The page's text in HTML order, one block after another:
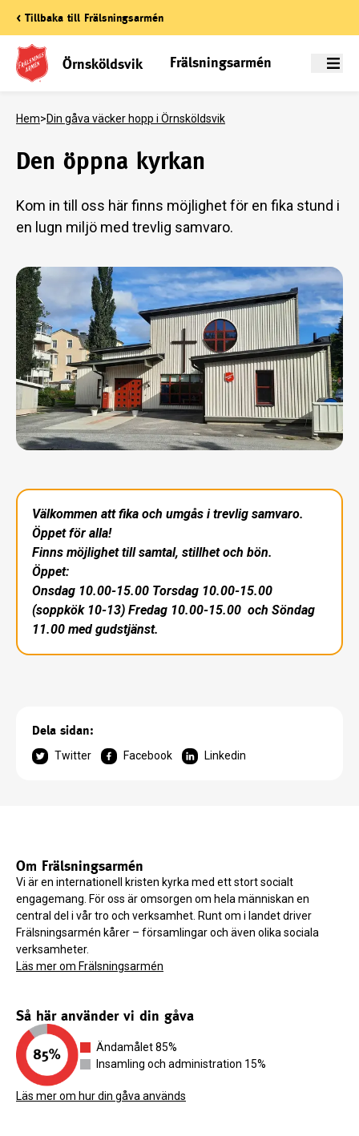
< Tillbaka till Frälsningsarmén
Örnsköldsvik Frälsningsarmén Meny
Hem>Din gåva väcker hopp i Örnsköldsvik
Den öppna kyrkan
Kom in till oss här finns möjlighet för en fika stund i
en lugn miljö med trevlig samvaro.
Välkommen att fika och umgås i trevlig samvaro.
Öppet för alla!
Finns möjlighet till samtal, stillhet och bön.
Öppet:
Onsdag 10.00-15.00 Torsdag 10.00-15.00
(soppkök 10-13) Fredag 10.00-15.00 och Söndag
11.00 med gudstjänst.
Dela sidan:
Twitter Facebook Linkedin
Om Frälsningsarmén
Vi är en internationell kristen kyrka med ett stort socialt
engagemang. För oss är omsorgen om hela människan en
central del i vår tro och verksamhet. Runt om i landet driver
Frälsningsarmén kårer – församlingar och även olika sociala
verksamheter.
Läs mer om Frälsningsarmén
Så här använder vi din gåva
Ändamålet 85%
Insamling och administration 15%
Läs mer om hur din gåva används